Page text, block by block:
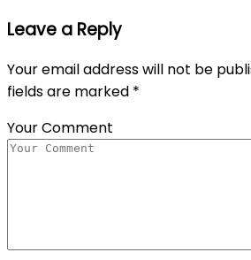
Leave a Reply
Your email address will not be
fields are marked *
Your Comment